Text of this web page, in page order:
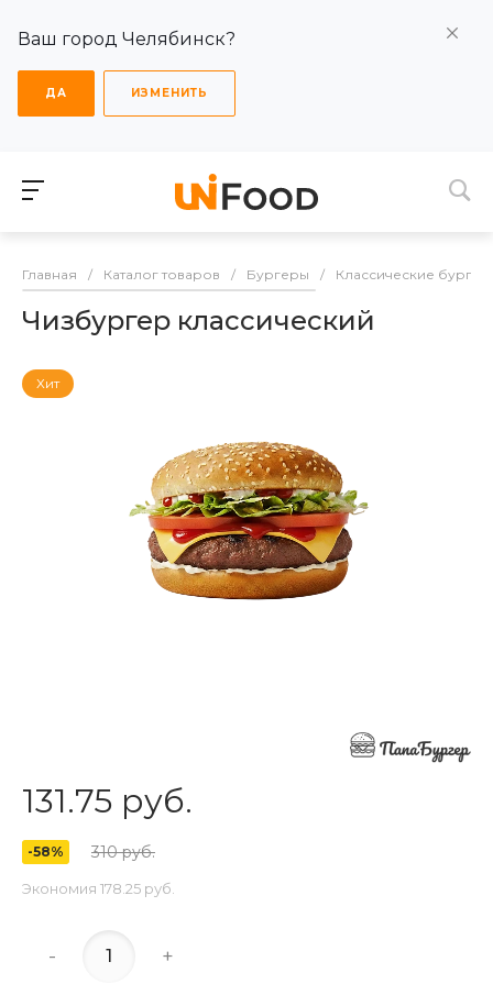
Ваш город Челябинск?
ДА ИЗМЕНИТЬ
Главная / Каталог товаров / Бургеры / Классические
Чизбургер классический
Хит
131.75 руб.
-58% 310 руб.
Экономия 178.25 руб.
- +